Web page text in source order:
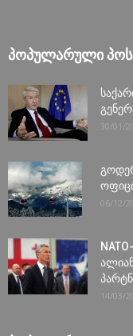
ᲞᲝᲞᲣᲚᲐᲠᲣᲚᲘ
30/01/
06/12/
14/03/